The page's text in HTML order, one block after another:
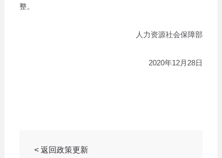
整。
人力资源社会保障部
2020年12月28日
< 返回政策更新